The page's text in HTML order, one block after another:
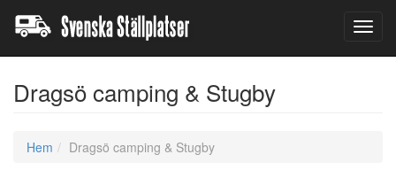
Dragsö camping & Stugby
Hem Dragsö camping & Stugby